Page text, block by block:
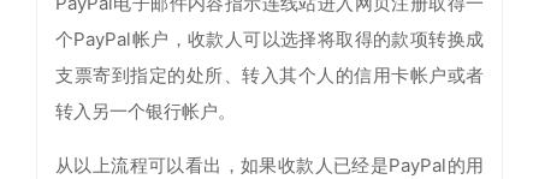
个PayPal帐户，收款人可以选择将取得的款项转换成
支票寄到指定的处所、转入其个人的信用卡帐户或者
转入另一个银行帐户。
从以上流程可以看出，如果收款人已经是PayPal的用